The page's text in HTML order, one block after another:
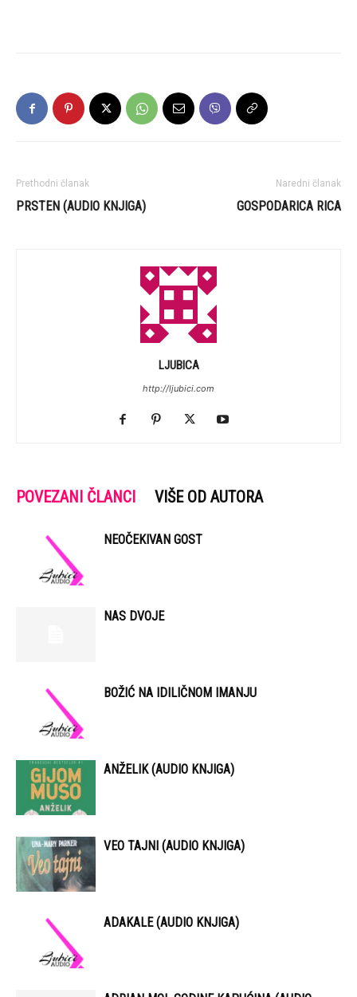
Prethodni članak
PRSTEN (AUDIO KNJIGA)
Naredni članak
GOSPODARICA RICA
LJUBICA
http://ljubici.com
POVEZANI ČLANCI VIŠE OD AUTORA
NEOČEKIVAN GOST
NAS DVOJE
BOŽIĆ NA IDILIČNOM IMANJU
ANŽELIK (AUDIO KNJIGA)
VEO TAJNI (AUDIO KNJIGA)
ADAKALE (AUDIO KNJIGA)